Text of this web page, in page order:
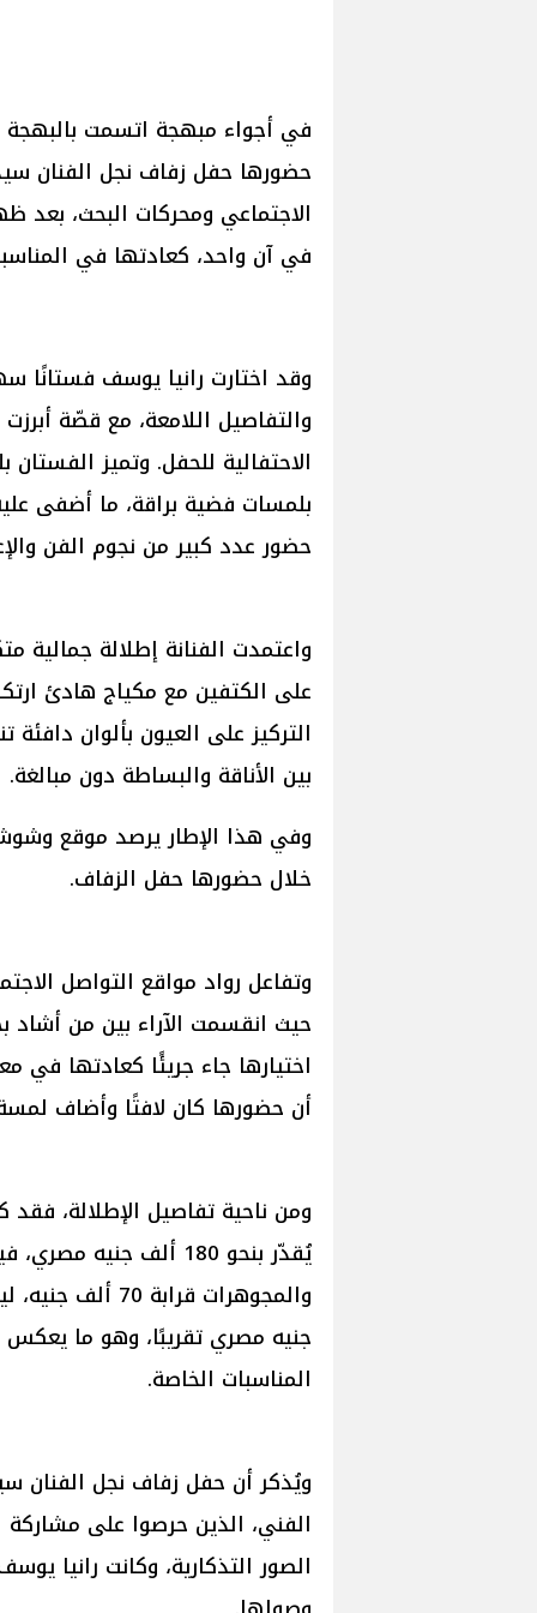
في أجواء مبهجة اتسمت بالبهجة
حضورها حفل زفاف نجل الفنان
الاجتماعي ومحركات البحث، بعد
في آن واحد، كعادتها في
وقد اختارت رانيا يوسف فستانًا
والتفاصيل اللامعة، مع قصّة
الاحتفالية للحفل. وتميز
بلمسات فضية براقة، ما أضفى
حضور عدد كبير من نجوم الفن
واعتمدت الفنانة إطلالة جمالية
على الكتفين مع مكياج هادئ
التركيز على العيون بألوان
بين الأناقة والبساطة دون مبالغة.
وفي هذا الإطار يرصد موقع وشوشة
خلال حضورها حفل الزفاف.
وتفاعل رواد مواقع التواصل
حيث انقسمت الآراء بين من أشاد
اختيارها جاء جريئًا كعادتها في
أن حضورها كان لافتًا وأضاف
ومن ناحية تفاصيل الإطلالة،
يُقدّر بنحو 180 ألف
جنيه مصري تقريبًا، وهو ما
المناسبات الخاصة.
ويُذكر أن حفل زفاف نجل
الفني، الذين حرصوا على مشاركة
الصور التذكارية، وكانت رانيا